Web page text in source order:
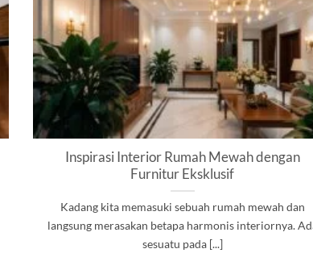
Inspirasi Interior Rumah Mewah dengan
Furnitur Eksklusif
Kadang kita memasuki sebuah rumah mewah dan
langsung merasakan betapa harmonis interiornya.
sesuatu pada [...]